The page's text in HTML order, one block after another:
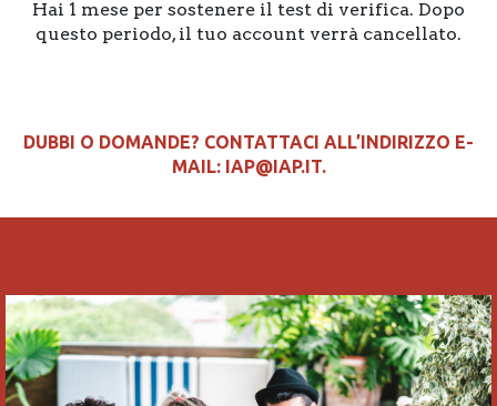
Hai 1 mese per sostenere il test di verifica. Dopo
questo periodo, il tuo account verrà cancellato.
DUBBI O DOMANDE? CONTATTACI ALL’INDIRIZZO E-
MAIL: IAP@IAP.IT.